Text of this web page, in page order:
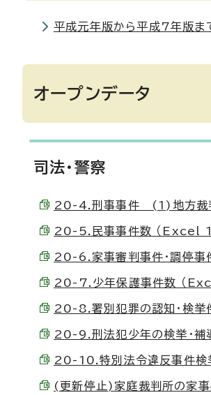
平成元年版から平成7年版
オープンデータ
司法・警察
20-4.刑事事件 (1)地方裁
20-5.民事事件数 （Excel
20-6.家事審判事件・調停
20-7.少年保護事件数 （
20-8.署別犯罪の認知・検
20-9.刑法犯少年の検挙・
20-10.特別法令違反事件
(更新停止)家庭裁判所の家